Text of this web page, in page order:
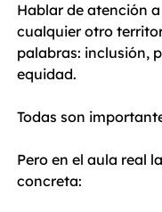
Hablar de atención
cualquier otro
palabras: inclusión,
equidad.
Todas son
Pero en el aula real
concreta: